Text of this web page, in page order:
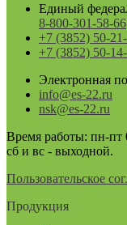
Единый
8-800-301-58-66
+7 (3852) 50-
+7 (3852) 50-
Электронная
info@es-22.ru
nsk@es-22.ru
Время работы: пн-пт
сб и вс - выходной.
Пользовательское
Продукция